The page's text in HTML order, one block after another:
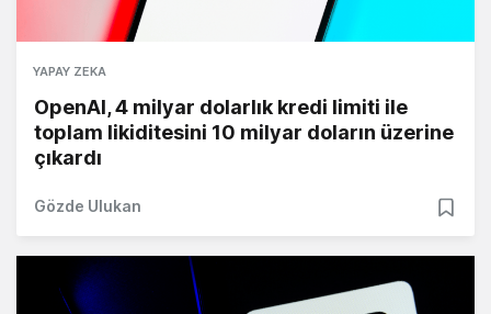
YAPAY ZEKA
OpenAI, 4 milyar dolarlık kredi limiti ile
toplam likiditesini 10 milyar doların üzerine
çıkardı
Gözde Ulukan